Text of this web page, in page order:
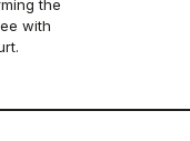
the
with